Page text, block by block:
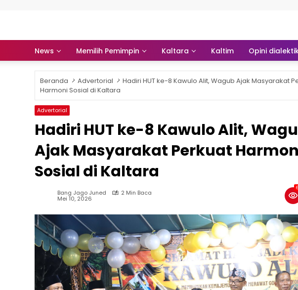
News Memilih Pemimpin Kaltara Kaltim Opini
Beranda Advertorial
Hadiri HUT ke-8 Kawulo Alit, Wagub Ajak Masyarakat
Harmoni Sosial di Kaltara
Advertorial
Hadiri HUT ke-8 Kawulo Alit,
Ajak Masyarakat Perkuat
Sosial di Kaltara
Bang Jago Juned 2 Min Baca
Mei 10, 2026